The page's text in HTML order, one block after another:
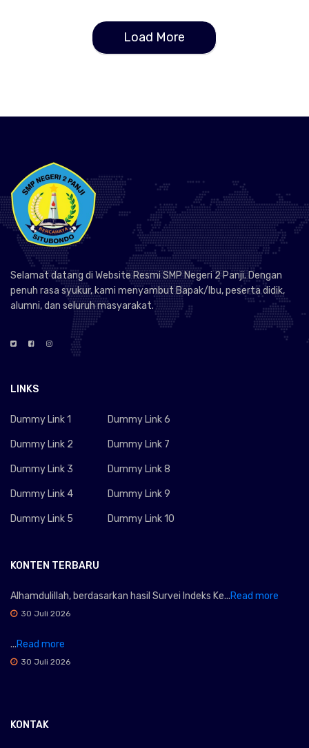
Load More
Selamat datang di Website Resmi SMP Negeri 2 Panji. Dengan
penuh rasa syukur, kami menyambut Bapak/Ibu, peserta didik,
alumni, dan seluruh masyarakat.
LINKS
Dummy Link 1
Dummy Link 2
Dummy Link 3
Dummy Link 4
Dummy Link 5
Dummy Link 6
Dummy Link 7
Dummy Link 8
Dummy Link 9
Dummy Link 10
KONTEN TERBARU
Alhamdulillah, berdasarkan hasil Survei Indeks Ke...Read more
30 Juli 2026
...Read more
30 Juli 2026
KONTAK